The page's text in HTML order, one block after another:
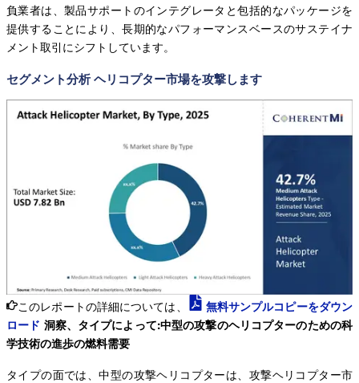
負業者は、製品サポートのインテグレータと包括的なパッケージを
提供することにより、長期的なパフォーマンスベースのサステイナ
メント取引にシフトしています。
セグメント分析 ヘリコプター市場を攻撃します
このレポートの詳細については、
無料サンプルコピーをダウン
ロード 洞察、タイプによって:中型の攻撃のヘリコプターのための科
学技術の進歩の燃料需要
タイプの面では、中型の攻撃ヘリコプターは、攻撃ヘリコプター市